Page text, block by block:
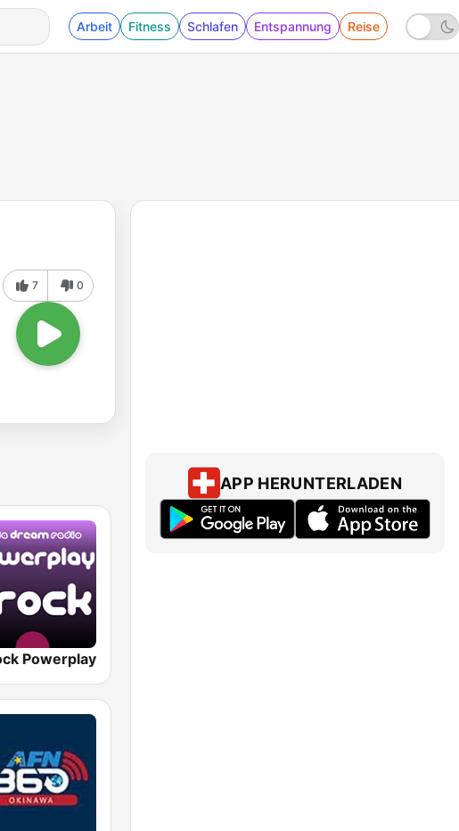
Arbeit Fitness Schlafen Entspannung Reise
7 0
Powerplay
APP HERUNTERLADEN